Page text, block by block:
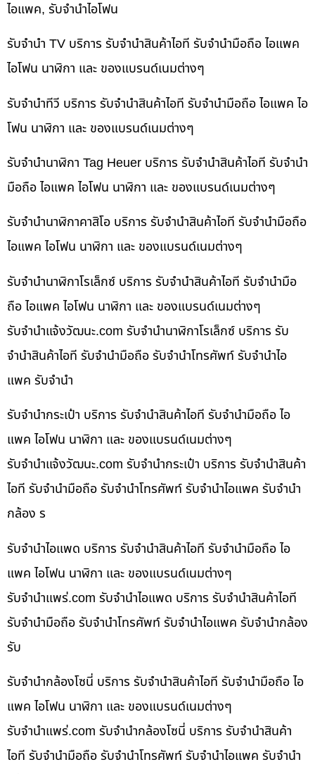
ไอแพค, รับจำนำไอโฟน
รับจำนำ TV บริการ รับจำนำสินค้าไอที รับจำนำมือถือ ไอแพค
ไอโฟน นาฬิกา และ ของแบรนด์เนมต่างๆ
รับจำนำทีวี บริการ รับจำนำสินค้าไอที รับจำนำมือถือ ไอแพค ไอ
โฟน นาฬิกา และ ของแบรนด์เนมต่างๆ
รับจำนำนาฬิกา Tag Heuer บริการ รับจำนำสินค้าไอที รับจำนำ
มือถือ ไอแพค ไอโฟน นาฬิกา และ ของแบรนด์เนมต่างๆ
รับจำนำนาฬิกาคาสิโอ บริการ รับจำนำสินค้าไอที รับจำนำมือถือ
ไอแพค ไอโฟน นาฬิกา และ ของแบรนด์เนมต่างๆ
รับจำนำนาฬิกาโรเล็กซ์ บริการ รับจำนำสินค้าไอที รับจำนำมือ
ถือ ไอแพค ไอโฟน นาฬิกา และ ของแบรนด์เนมต่างๆ
รับจํานําแจ้งวัฒนะ.com รับจำนำนาฬิกาโรเล็กซ์ บริการ รับ
จำนำสินค้าไอที รับจำนำมือถือ รับจำนำโทรศัพท์ รับจำนำไอ
แพค รับจำนำ
รับจำนำกระเป๋า บริการ รับจำนำสินค้าไอที รับจำนำมือถือ ไอ
แพค ไอโฟน นาฬิกา และ ของแบรนด์เนมต่างๆ
รับจํานําแจ้งวัฒนะ.com รับจำนำกระเป๋า บริการ รับจำนำสินค้า
ไอที รับจำนำมือถือ รับจำนำโทรศัพท์ รับจำนำไอแพค รับจำนำ
กล้อง ร
รับจำนำไอแพด บริการ รับจำนำสินค้าไอที รับจำนำมือถือ ไอ
แพค ไอโฟน นาฬิกา และ ของแบรนด์เนมต่างๆ
รับจํานําแพร่.com รับจำนำไอแพด บริการ รับจำนำสินค้าไอที
รับจำนำมือถือ รับจำนำโทรศัพท์ รับจำนำไอแพค รับจำนำกล้อง
รับ
รับจำนำกล้องโซนี่ บริการ รับจำนำสินค้าไอที รับจำนำมือถือ ไอ
แพค ไอโฟน นาฬิกา และ ของแบรนด์เนมต่างๆ
รับจํานําแพร่.com รับจำนำกล้องโซนี่ บริการ รับจำนำสินค้า
ไอที รับจำนำมือถือ รับจำนำโทรศัพท์ รับจำนำไอแพค รับจำนำ